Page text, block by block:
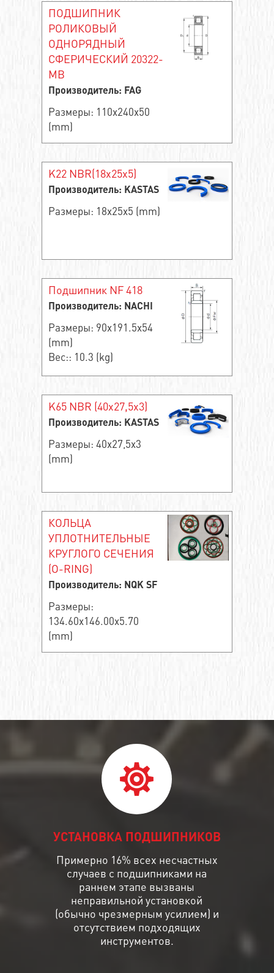
ПОДШИПНИК
РОЛИКОВЫЙ
ОДНОРЯДНЫЙ
СФЕРИЧЕСКИЙ 20322-
MB
Производитель: FAG
Размеры: 110x240x50
(mm)
K22 NBR(18x25x5)
Производитель: KASTAS
Размеры: 18x25x5 (mm)
Подшипник NF 418
Производитель: NACHI
Размеры: 90x191.5x54
(mm)
Вес:: 10.3 (kg)
K65 NBR (40x27,5x3)
Производитель: KASTAS
Размеры: 40x27,5x3
(mm)
КОЛЬЦА
УПЛОТНИТЕЛЬНЫЕ
КРУГЛОГО СЕЧЕНИЯ
(O-RING)
Производитель: NQK SF
Размеры:
134.60x146.00x5.70
(mm)
УСТАНОВКА ПОДШИПНИКОВ
Примерно 16% всех несчастных
случаев с подшипниками на
раннем этапе вызваны
неправильной установкой
(обычно чрезмерным усилием) и
отсутствием подходящих
инструментов.